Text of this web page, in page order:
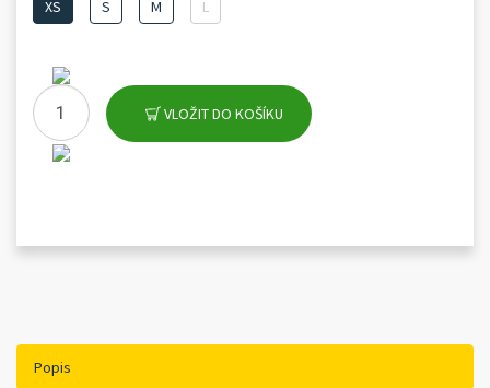
XS
S M L
VLOŽIT DO KOŠÍKU
Popis